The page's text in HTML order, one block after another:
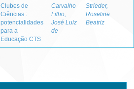
Clubes de
Ciências :
potencialidades
para a
Educação CTS
Carvalho
Filho,
José Luiz
de
Strieder,
Roseline
Beatriz